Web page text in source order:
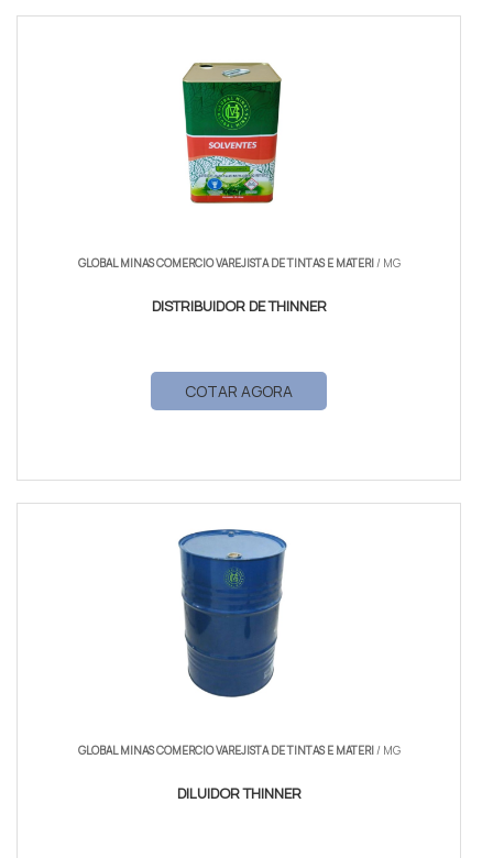
GLOBAL MINAS COMERCIO VAREJISTA DE TINTAS E MATERI/ MG
DISTRIBUIDOR DE THINNER
COTAR AGORA
GLOBAL MINAS COMERCIO VAREJISTA DE TINTAS E MATERI/ MG
DILUIDOR THINNER